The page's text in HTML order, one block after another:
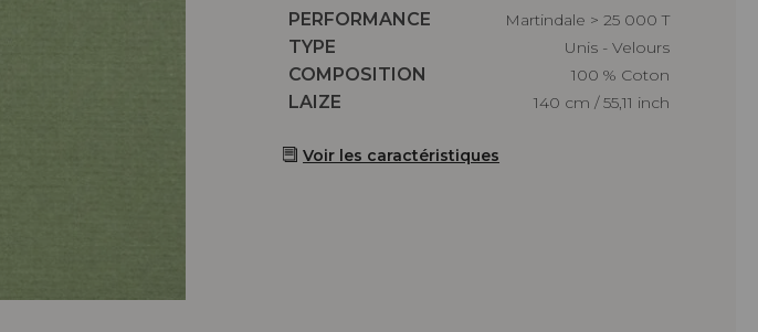
Caractéristiques
PERFORMANCE
Martindale > 25 000 T
Caractéristiques
TYPE
Unis - Velours
Caractéristiques
COMPOSITION
100 % Coton
Caractéristiques
LAIZE 140 cm / 55,11 inch
Voir les caractéristiques